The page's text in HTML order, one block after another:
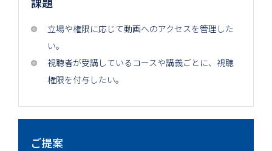
立場や権限に応じて動画へのアクセスを管理した
い。
視聴者が受講しているコースや講義ごとに、視聴
権限を付与したい。
ご提案